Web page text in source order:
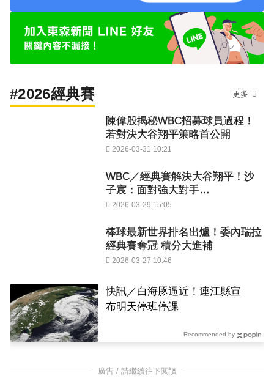
#2026經典賽 更多
陳偉殷揭秘WBC招募球員過程！
若對決大谷翔平策略首公開
2026-03-31 10:21
WBC／經典賽解決大谷翔平！沙
子宸：面對強大對手…
2026-03-29 15:05
棒球最新世界排名出爐！委內瑞拉
經典賽奪冠 積分大進補
2026-03-27 10:46
快訊／白海豚逼近！連江縣宣
布明天停班停課
Recommended by
廣告 / 請繼續往下閱讀